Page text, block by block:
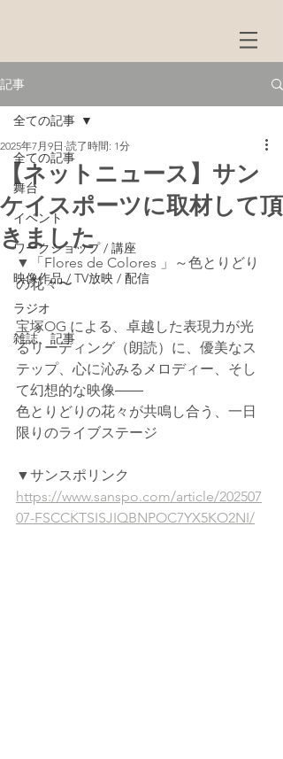
記事
全ての記事
舞台
イベント
ワークショップ / 講座
映像作品 / TV放映 / 配信
ラジオ
雑誌、記事
全ての記事
【ネットニュース】サン
ケイスポーツに取材して頂
きました
2025年7月9日 読了時間: 1分
▼「Flores de Colores 」～色とりどり
の花々〜
宝塚OG による、卓越した表現力が光
るリーディング（朗読）に、優美なス
テップ、心に沁みるメロディー、そし
て幻想的な映像――
色とりどりの花々が共鳴し合う、一日
限りのライブステージ
▼サンスポリンク
https://www.sanspo.com/article/202507
07-FSCCKTSISJIQBNPOC7YX5KO2NI/